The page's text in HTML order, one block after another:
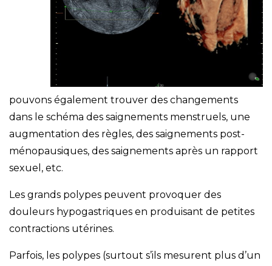
pouvons également trouver des changements
dans le schéma des saignements menstruels, une
augmentation des règles, des saignements post-
ménopausiques, des saignements après un rapport
sexuel, etc.
Les grands polypes peuvent provoquer des
douleurs hypogastriques en produisant de petites
contractions utérines.
Parfois, les polypes (surtout s’ils mesurent plus d’un